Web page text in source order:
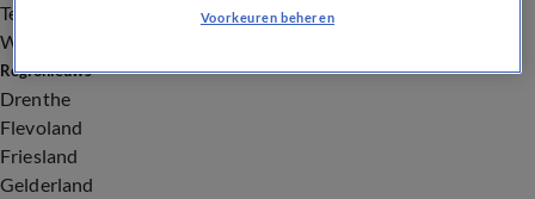
Tech
Weer
Regionieuws
Drenthe
Flevoland
Friesland
Gelderland
Voorkeuren beheren